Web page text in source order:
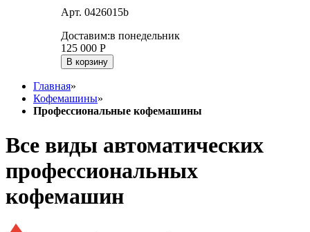
Арт. 0426015b
Доставим:в понедельник
125 000 Р
В корзину
Главная»
Кофемашины»
Профессиональные кофемашины
Все виды автоматических
профессиональных
кофемашин